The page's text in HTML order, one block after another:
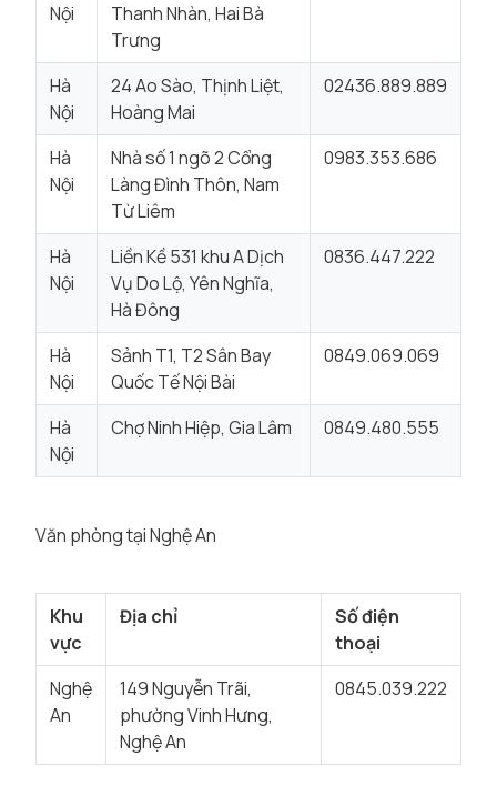
Nội
Thanh Nhàn, Hai Bà
Trưng
Hà
Nội
24 Ao Sào, Thịnh Liệt,
Hoàng Mai
02436.889.889
Hà
Nội
Nhà số 1 ngõ 2 Cổng
Làng Đình Thôn, Nam
Từ Liêm
0983.353.686
Hà
Nội
Liền Kề 531 khu A Dịch
Vụ Do Lộ, Yên Nghĩa,
Hà Đông
0836.447.222
Hà
Nội
Sảnh T1, T2 Sân Bay
Quốc Tế Nội Bài
0849.069.069
Hà
Nội
Chợ Ninh Hiệp, Gia Lâm 0849.480.555
Văn phòng tại Nghệ An
Khu
vực
Địa chỉ
Số điện
thoại
Nghệ
An
149 Nguyễn Trãi,
phường Vinh Hưng,
Nghệ An
0845.039.222